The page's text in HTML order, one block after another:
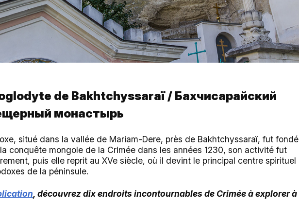
de Bakhtchyssaraï / Бахчисарайский
монастырь
situé dans la vallée de Mariam-Dere, près de Bakhtchyssaraï, fut fondé
conquête mongole de la Crimée dans les années 1230, son activité fut
puis elle reprit au XVe siècle, où il devint le principal centre spirituel
de la péninsule.
, découvrez dix endroits incontournables de Crimée à explorer à